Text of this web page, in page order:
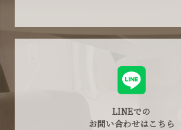
LINEでの
お問い合わせはこちら